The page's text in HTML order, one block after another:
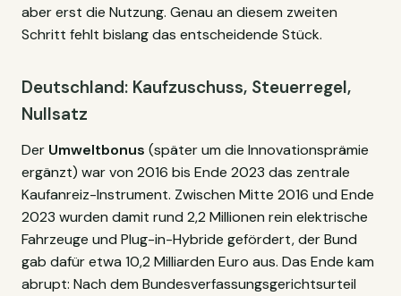
aber erst die Nutzung. Genau an diesem zweiten
Schritt fehlt bislang das entscheidende Stück.
Deutschland: Kaufzuschuss, Steuerregel,
Nullsatz
Der Umweltbonus (später um die Innovationsprämie
ergänzt) war von 2016 bis Ende 2023 das zentrale
Kaufanreiz-Instrument. Zwischen Mitte 2016 und Ende
2023 wurden damit rund 2,2 Millionen rein elektrische
Fahrzeuge und Plug-in-Hybride gefördert, der Bund
gab dafür etwa 10,2 Milliarden Euro aus. Das Ende kam
abrupt: Nach dem Bundesverfassungsgerichtsurteil